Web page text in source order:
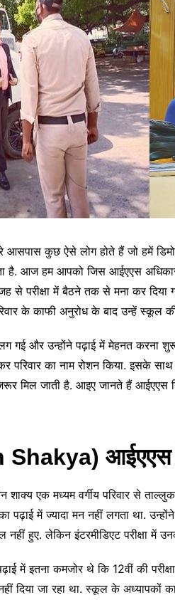
कुछ ऐसे लोग होते हैं जो हमें
है. आज हम आपको जिस आईएएस
परीक्षा में बैठने तक से मना कर
के काफी अनुरोध के बाद उन्हें स्कूल
गई और उन्होंने पढ़ाई में मेहनत करना
परिवार का नाम रोशन किया. इसके साथ
मिल जाती है. आइए जानते हैं आईएएस
आईएएस
शाक्य एक मध्यम वर्गीय परिवार से
पढ़ाई में ज्यादा मन नहीं लगता था.
नहीं हुए. लेकिन इंटरमीडिएट परीक्षा में
पढ़ाई में इतना कमजोर थे कि 12वीं की
दिया जा रहा था. स्कूल के अध्यापकों